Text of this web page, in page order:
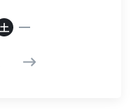
土